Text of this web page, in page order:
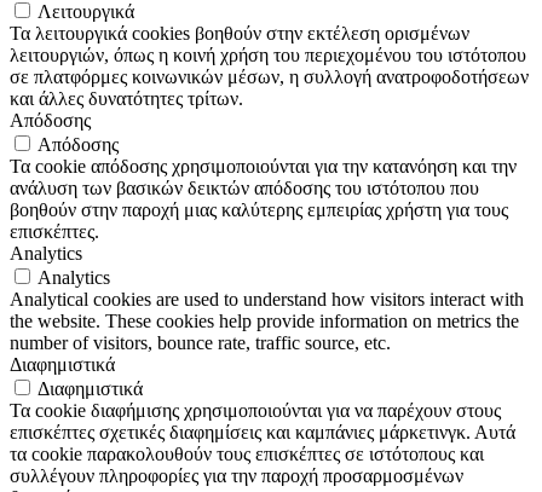
Λειτουργικά
Τα λειτουργικά cookies βοηθούν στην εκτέλεση ορισμένων
λειτουργιών, όπως η κοινή χρήση του περιεχομένου του ιστότοπου
σε πλατφόρμες κοινωνικών μέσων, η συλλογή ανατροφοδοτήσεων
και άλλες δυνατότητες τρίτων.
Απόδοσης
Απόδοσης
Τα cookie απόδοσης χρησιμοποιούνται για την κατανόηση και την
ανάλυση των βασικών δεικτών απόδοσης του ιστότοπου που
βοηθούν στην παροχή μιας καλύτερης εμπειρίας χρήστη για τους
επισκέπτες.
Analytics
Analytics
Analytical cookies are used to understand how visitors interact with
the website. These cookies help provide information on metrics the
number of visitors, bounce rate, traffic source, etc.
Διαφημιστικά
Διαφημιστικά
Τα cookie διαφήμισης χρησιμοποιούνται για να παρέχουν στους
επισκέπτες σχετικές διαφημίσεις και καμπάνιες μάρκετινγκ. Αυτά
τα cookie παρακολουθούν τους επισκέπτες σε ιστότοπους και
συλλέγουν πληροφορίες για την παροχή προσαρμοσμένων